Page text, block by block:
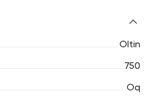
Oltin
750
Oq